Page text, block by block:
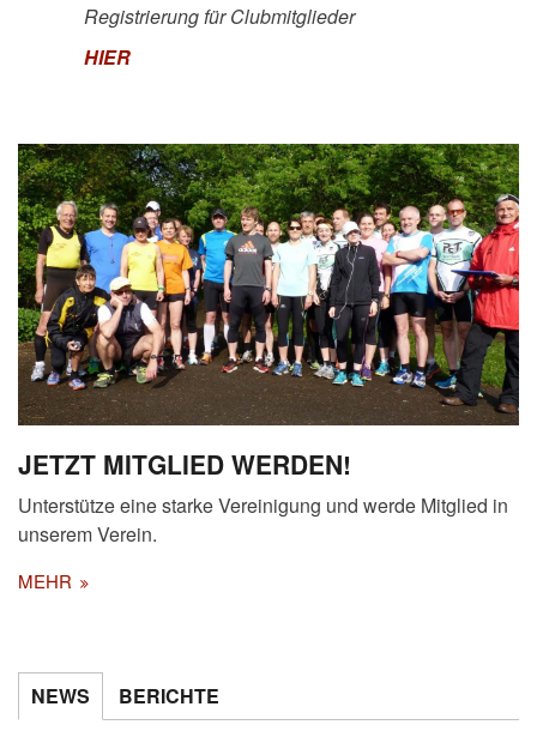
Registrierung für Clubmitglieder
HIER
JETZT MITGLIED WERDEN!
Unterstütze eine starke Vereinigung und werde Mitglied in
unserem Verein.
MEHR
NEWS BERICHTE